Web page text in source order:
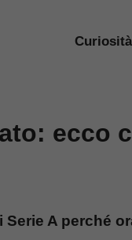
Curiosità
ecco
A perché